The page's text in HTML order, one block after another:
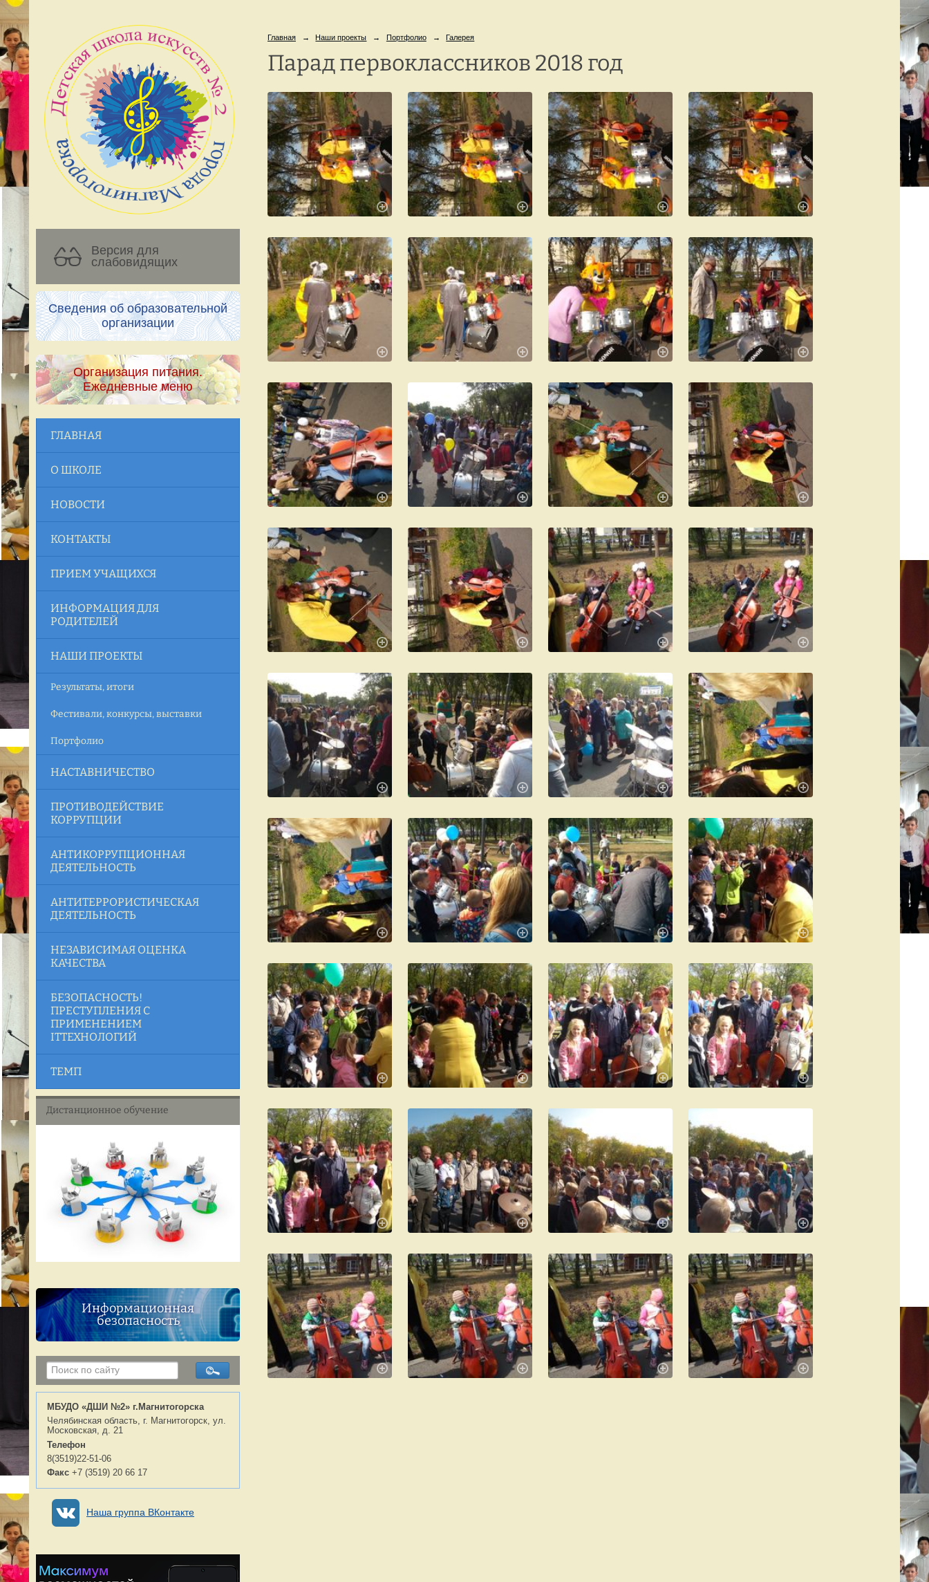
Версия для
слабовидящих
Сведения об образовательной
организации
Организация питания.
Ежедневные меню
ГЛАВНАЯ
О ШКОЛЕ
НОВОСТИ
КОНТАКТЫ
ПРИЕМ УЧАЩИХСЯ
ИНФОРМАЦИЯ ДЛЯ
РОДИТЕЛЕЙ
НАШИ ПРОЕКТЫ
Результаты, итоги
Фестивали, конкурсы, выставки
Портфолио
НАСТАВНИЧЕСТВО
ПРОТИВОДЕЙСТВИЕ
КОРРУПЦИИ
АНТИКОРРУПЦИОННАЯ
ДЕЯТЕЛЬНОСТЬ
АНТИТЕРРОРИСТИЧЕСКАЯ
ДЕЯТЕЛЬНОСТЬ
НЕЗАВИСИМАЯ ОЦЕНКА
КАЧЕСТВА
БЕЗОПАСНОСТЬ!
ПРЕСТУПЛЕНИЯ С
ПРИМЕНЕНИЕМ
ITТЕХНОЛОГИЙ
ТЕМП
Дистанционное обучение
Информационная
безопасность
МБУДО «ДШИ №2» г.Магнитогорска
Челябинская область, г. Магнитогорск, ул.
Московская, д. 21
Телефон
8(3519)22-51-06
Факс +7 (3519) 20 66 17
Наша группа ВКонтакте
Главная → Наши проекты → Портфолио → Галерея
Парад первоклассников 2018 год